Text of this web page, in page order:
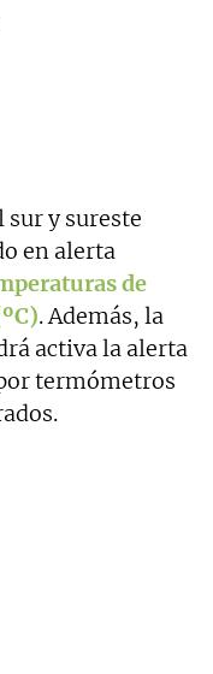
y sureste
en alerta
de
. Además, la
activa la alerta
termómetros